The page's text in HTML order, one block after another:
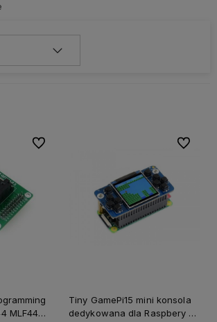
MLF44
Do ulubionych
Tiny GamePi15 mini konsola
dedykowana dla Raspbery Pi
Do